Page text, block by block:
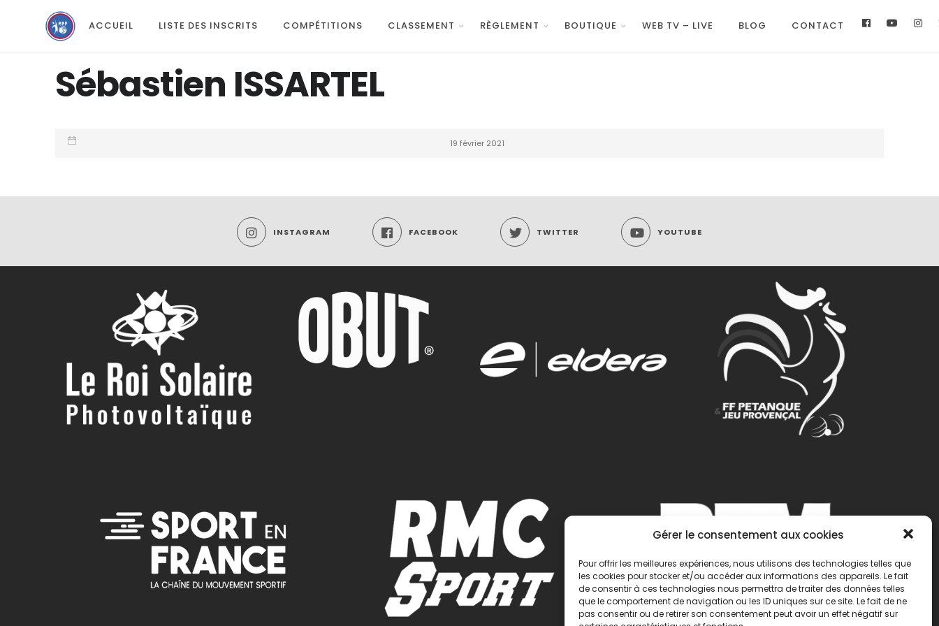
Gérer le consentement aux cookies
Pour offrir les meilleures expériences, nous utilisons des technologies telles que
les cookies pour stocker et/ou accéder aux informations des appareils. Le fait
de consentir à ces technologies nous permettra de traiter des données telles
que le comportement de navigation ou les ID uniques sur ce site. Le fait de ne
pas consentir ou de retirer son consentement peut avoir un effet négatif sur
ACCUEIL LISTE DES INSCRITS COMPÉTITIONS CLASSEMENT RÈGLEMENT BOUTIQUE WEB TV – LIVE BLOG CONTACT
Sébastien ISSARTEL
19 février 2021
INSTAGRAM FACEBOOK TWITTER YOUTUBE